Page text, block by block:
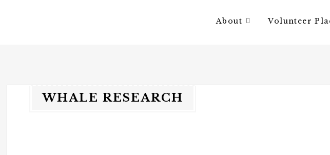
About Volunteer
vagateers
WHALE RESEARCH